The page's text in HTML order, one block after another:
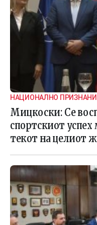
НАЦИОНАЛНО
Мицкоски: Се
спортскиот успех
текот на целиот